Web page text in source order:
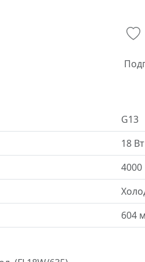
G13
18 Вт
4000
604